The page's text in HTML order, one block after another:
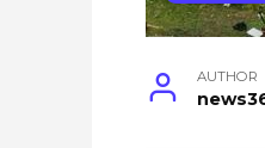
AUTHOR